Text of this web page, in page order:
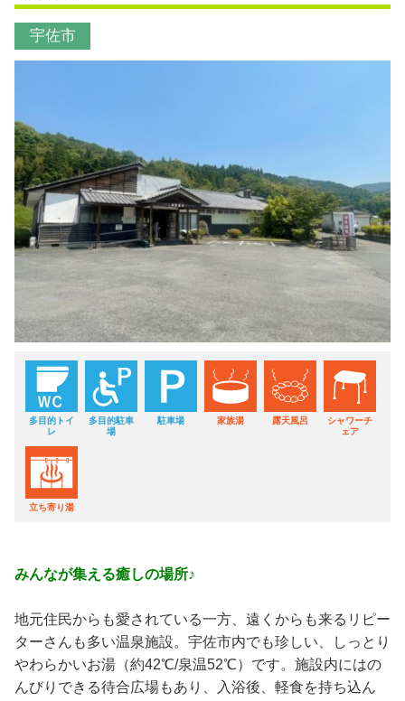
宇佐市
多目的トイ
レ
多目的駐車
場
駐車場 家族湯 露天風呂
シャワーチ
ェア
立ち寄り湯
みんなが集える癒しの場所♪
地元住民からも愛されている一方、遠くからも来るリピー
ターさんも多い温泉施設。宇佐市内でも珍しい、しっとり
やわらかいお湯（約42℃/泉温52℃）です。施設内にはの
んびりできる待合広場もあり、入浴後、軽食を持ち込ん